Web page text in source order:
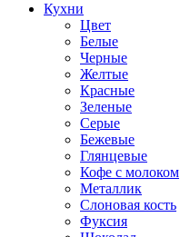
Кухни
Цвет
Белые
Черные
Желтые
Красные
Зеленые
Серые
Бежевые
Глянцевые
Кофе с молоком
Металлик
Слоновая кость
Фуксия